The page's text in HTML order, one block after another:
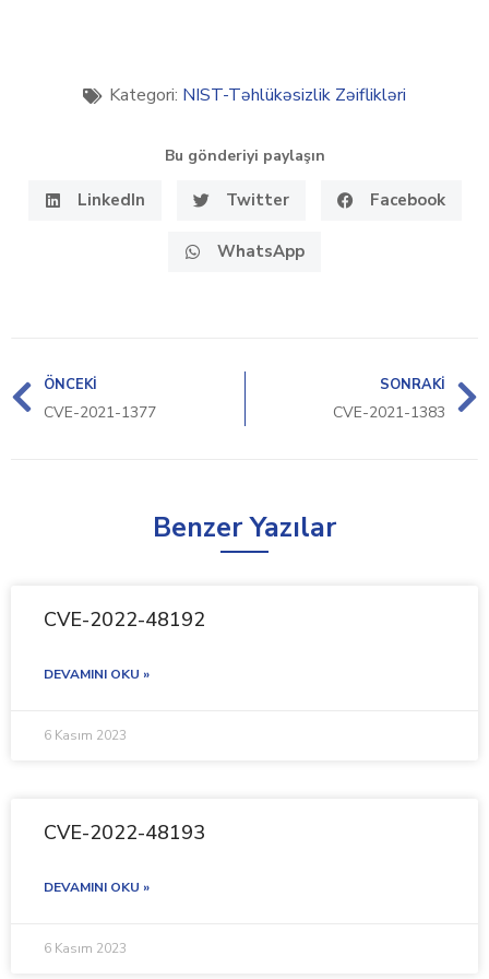
Kategori: NIST-Təhlükəsizlik Zəiflikləri
Bu gönderiyi paylaşın
LinkedIn Twitter Facebook
WhatsApp
ÖNCEKI
CVE-2021-1377
SONRAKI
CVE-2021-1383
Benzer Yazılar
CVE-2022-48192
DEVAMINI OKU »
6 Kasım 2023
CVE-2022-48193
DEVAMINI OKU »
6 Kasım 2023